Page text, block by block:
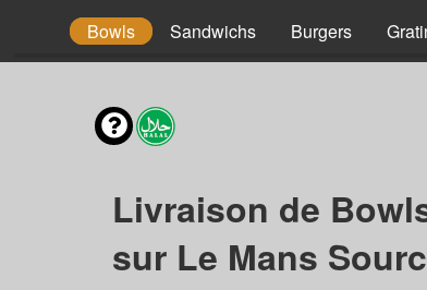
Bowls Sandwichs Burgers
Livraison de
sur Le Mans